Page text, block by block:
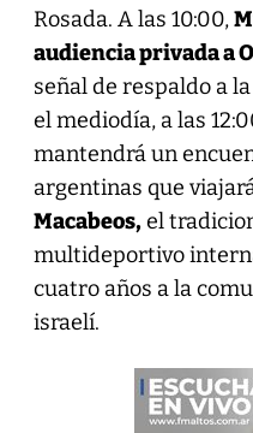
Rosada. A las 10:00,
audiencia privada a
señal de respaldo a
el mediodía, a las
mantendrá un
argentinas que
Macabeos,el
multideportivo
cuatro años a la
israelí.